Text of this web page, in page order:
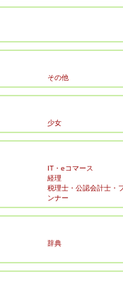
その他
少女
IT・eコマース
経理
税理士・公認会計士・
ンナー
辞典